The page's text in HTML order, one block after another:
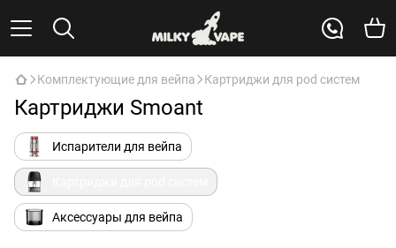
Комплектующие для вейпа Картриджи для pod систем
Картриджи Smoant
Испарители для вейпа
Аксессуары для вейпа